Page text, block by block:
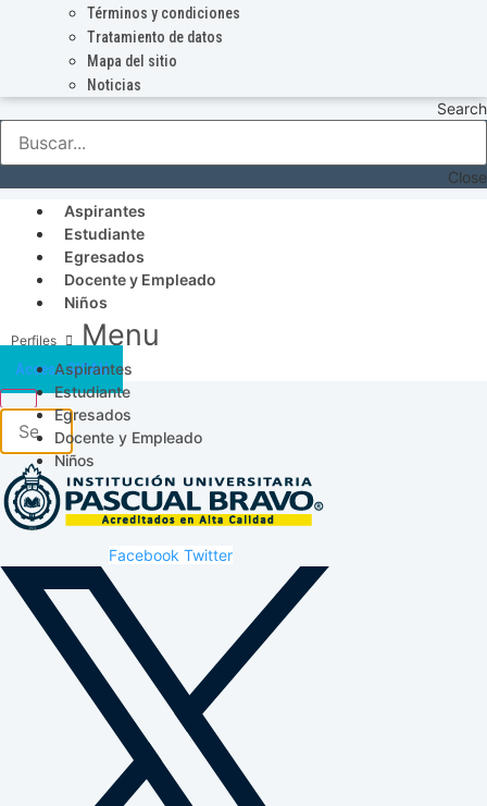
Términos y condiciones
Tratamiento de datos
Mapa del sitio
Noticias
Search
Close
Aspirantes
Estudiante
Egresados
Docente y Empleado
Niños
Menu
Aspirantes
Estudiante
Egresados
Docente y Empleado
Niños
Acceso SICAU
Facebook Twitter